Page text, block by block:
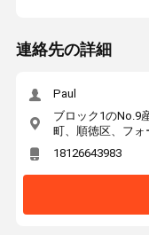
連絡先の詳細
Paul
ブロック1のNo.9
町、順徳区、フォ
18126643983